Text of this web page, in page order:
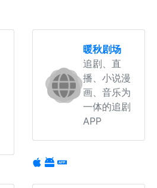
暖秋剧场
追剧、直
播、小说漫
画、音乐为
一体的追剧
APP